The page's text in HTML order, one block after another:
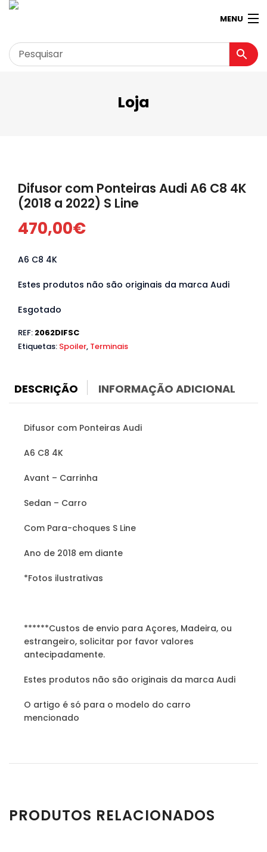
MENU
Garagem
Loja Virtual 360º
Loja
Difusor com Ponteiras Audi A6 C8 4K
(2018 a 2022) S Line
470,00€
A6 C8 4K
Estes produtos não são originais da marca Audi
Esgotado
REF: 2062DIFSC
Etiquetas: Spoiler, Terminais
DESCRIÇÃO INFORMAÇÃO ADICIONAL
Difusor com Ponteiras Audi
A6 C8 4K
Avant – Carrinha
Sedan – Carro
Com Para-choques S Line
Ano de 2018 em diante
*Fotos ilustrativas
******Custos de envio para Açores, Madeira, ou
estrangeiro, solicitar por favor valores
antecipadamente.
Estes produtos não são originais da marca Audi
O artigo é só para o modelo do carro
mencionado
PRODUTOS RELACIONADOS